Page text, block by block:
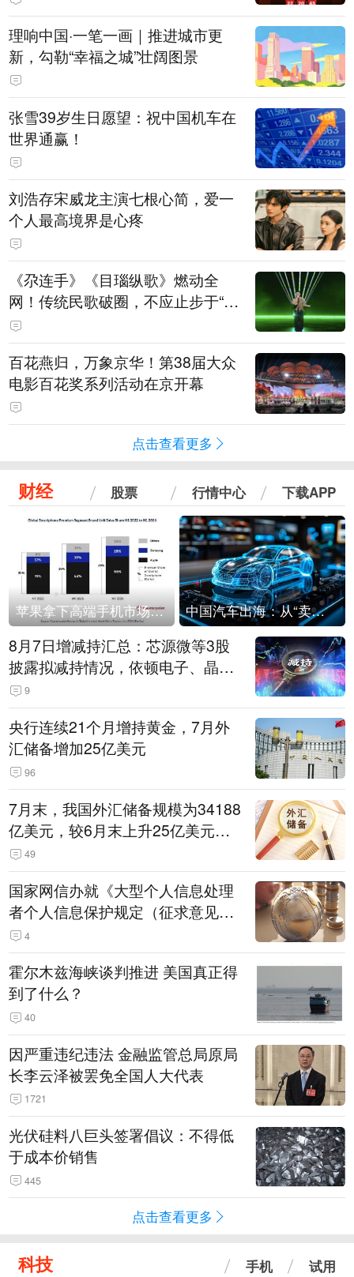
理响中国·一笔一画｜推进城市更
新，勾勒“幸福之城”壮阔图景
张雪39岁生日愿望：祝中国机车在
世界通赢！
刘浩存宋威龙主演七根心简，爱一
个人最高境界是心疼
《尕连手》《目瑙纵歌》燃动全
网！传统民歌破圈，不应止步于“上
头”
百花燕归，万象京华！第38届大众
电影百花奖系列活动在京开幕
点击查看更多
财经 股票 行情中心 下载APP
苹果拿下高端手机市场65%的份额：iPhone 17系列功不可没 中国汽车出海：从“卖出去”到“走进去”
8月7日增减持汇总：芯源微等3股
披露拟减持情况，依顿电子、晶华
微拟增持（表）
9
央行连续21个月增持黄金，7月外
汇储备增加25亿美元
96
7月末，我国外汇储备规模为34188
亿美元，较6月末上升25亿美元，
升幅为0.07%
49
国家网信办就《大型个人信息处理
者个人信息保护规定（征求意见
稿）》公开征求意见
4
霍尔木兹海峡谈判推进 美国真正得
到了什么？
40
因严重违纪违法 金融监管总局原局
长李云泽被罢免全国人大代表
1721
光伏硅料八巨头签署倡议：不得低
于成本价销售
445
点击查看更多
科技 手机 试用